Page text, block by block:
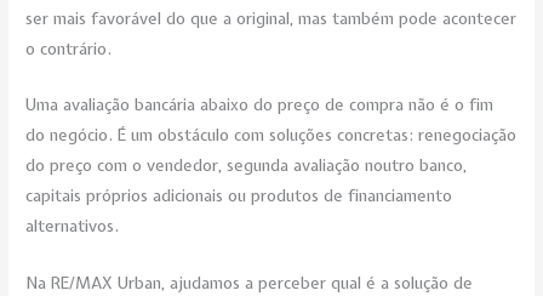
ser mais favorável do que a original, mas também pode acontecer
o contrário.
Uma avaliação bancária abaixo do preço de compra não é o fim
do negócio. É um obstáculo com soluções concretas: renegociação
do preço com o vendedor, segunda avaliação noutro banco,
capitais próprios adicionais ou produtos de financiamento
alternativos.
Na RE/MAX Urban, ajudamos a perceber qual é a solução de